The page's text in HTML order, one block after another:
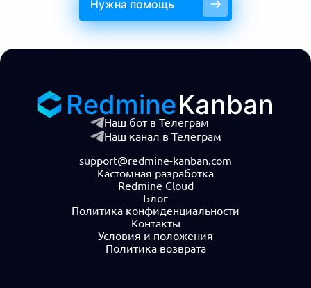
Нужна помощь
RedmineKanban
Наш бот в Телеграм
Наш канал в Телеграм
support@redmine-kanban.com
Кастомная разработка
Redmine Cloud
Блог
Политика конфиденциальности
Контакты
Условия и положения
Политика возврата